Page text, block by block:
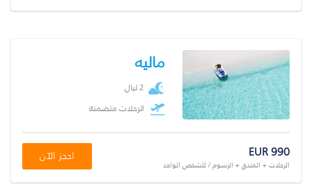
ماليه
2 ليال
الرحلات متضمنة
EUR 990
الرحلات + الفندق + الرسوم / للشخص الواحد
احجز الآن